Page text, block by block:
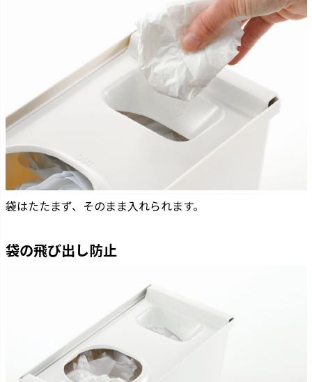
袋はたたまず、そのまま入れられます。
袋の飛び出し防止